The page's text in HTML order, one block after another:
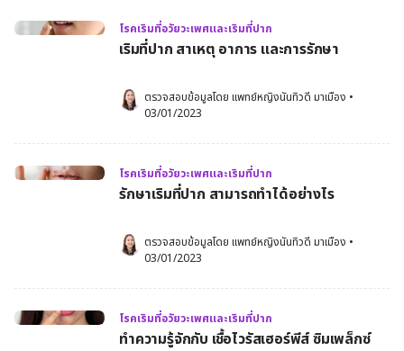
โรคเริมที่อวัยวะเพศและเริมที่ปาก
เริมที่ปาก สาเหตุ อาการ และการรักษา
ตรวจสอบข้อมูลโดย แพทย์หญิงนันทิวดี มาเมือง •
03/01/2023
โรคเริมที่อวัยวะเพศและเริมที่ปาก
รักษาเริมที่ปาก สามารถทำได้อย่างไร
ตรวจสอบข้อมูลโดย แพทย์หญิงนันทิวดี มาเมือง •
03/01/2023
โรคเริมที่อวัยวะเพศและเริมที่ปาก
ทำความรู้จักกับ เชื้อไวรัสเฮอร์พีส์ ซิมเพล็กซ์